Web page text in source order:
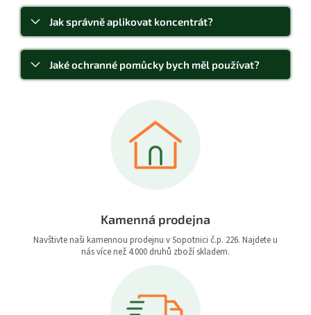
Jak správně aplikovat koncentrát?
Jaké ochranné pomůcky bych měl používat?
Kamenná prodejna
Navštivte naši kamennou prodejnu v Sopotnici č.p. 226. Najdete u
nás více než 4.000 druhů zboží skladem.